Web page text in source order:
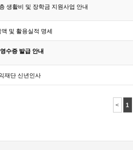
생활비 및 장학금 지원사업 안내
및 활용실적 명세
수증 발급 안내
재단 신년인사
< 1